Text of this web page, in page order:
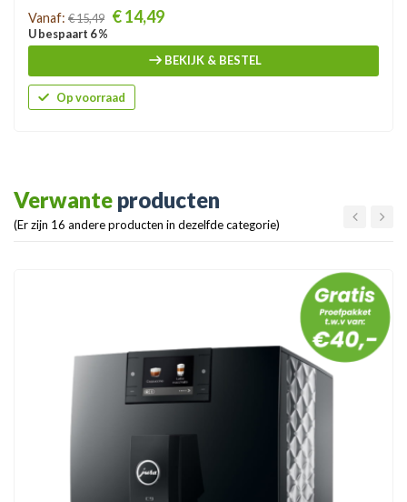
Prijs
Vanaf: € 15,49 € 14,49
U bespaart 6 %
BEKIJK & BESTEL
Op voorraad
Verwante producten
(Er zijn 16 andere producten in dezelfde categorie)